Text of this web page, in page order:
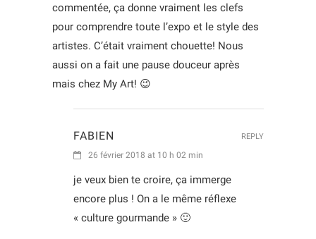
commentée, ça donne vraiment les clefs
pour comprendre toute l’expo et le style des
artistes. C’était vraiment chouette! Nous
aussi on a fait une pause douceur après
mais chez My Art! 😉
FABIEN
26 février 2018 at 10 h 02 min
je veux bien te croire, ça immerge
encore plus ! On a le même réflexe
« culture gourmande » 🙂
REPLY